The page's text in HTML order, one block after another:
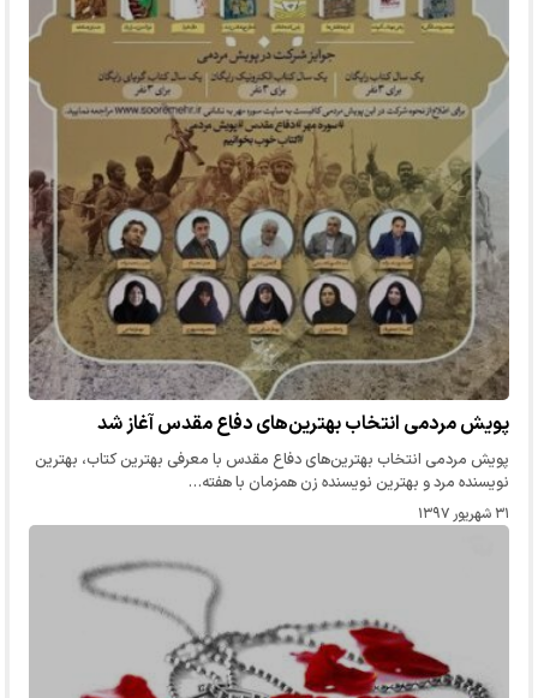
پویش مردمی انتخاب بهترین‌های دفاع مقدس آغاز شد
پویش مردمی انتخاب بهترین‌های دفاع مقدس با معرفی بهترین کتاب، بهترین
نویسنده مرد و بهترین نویسنده زن همزمان با هفته…
۳۱ شهریور ۱۳۹۷